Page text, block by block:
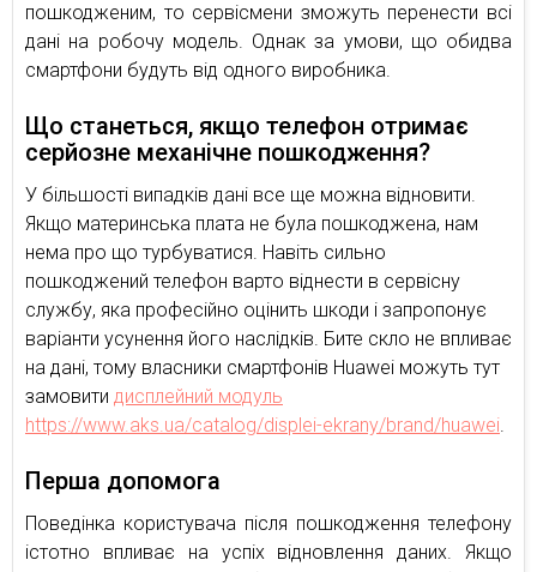
пошкодженим, то сервісмени зможуть перенести всі
дані на робочу модель. Однак за умови, що обидва
смартфони будуть від одного виробника.
Що станеться, якщо телефон отримає
серйозне механічне пошкодження?
У більшості випадків дані все ще можна відновити.
Якщо материнська плата не була пошкоджена, нам
нема про що турбуватися. Навіть сильно
пошкоджений телефон варто віднести в сервісну
службу, яка професійно оцінить шкоди і запропонує
варіанти усунення його наслідків. Бите скло не впливає
на дані, тому власники смартфонів Huawei можуть тут
замовити дисплейний модуль
https://www.aks.ua/catalog/displei-ekrany/brand/huawei.
Перша допомога
Поведінка користувача після пошкодження телефону
істотно впливає на успіх відновлення даних. Якщо